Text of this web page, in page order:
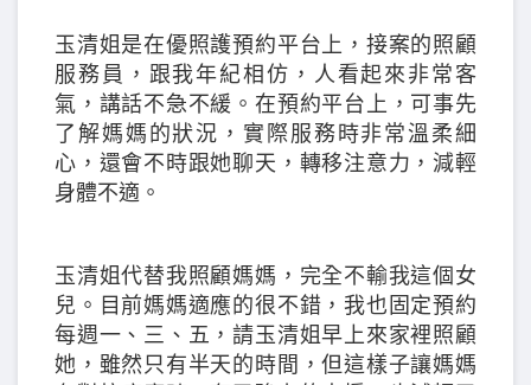
玉清姐是在優照護預約平台上，接案的照顧
服務員，跟我年紀相仿，人看起來非常客
氣，講話不急不緩。在預約平台上，可事先
了解媽媽的狀況，實際服務時非常溫柔細
心，還會不時跟她聊天，轉移注意力，減輕
身體不適。
玉清姐代替我照顧媽媽，完全不輸我這個女
兒。目前媽媽適應的很不錯，我也固定預約
每週一、三、五，請玉清姐早上來家裡照顧
她，雖然只有半天的時間，但這樣子讓媽媽